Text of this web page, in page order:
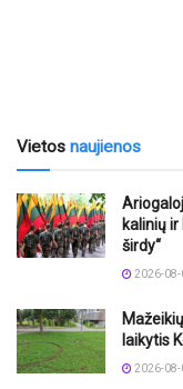
Vietos naujienos
kalinių
širdy“
2026-08-
laikytis
2026-08-